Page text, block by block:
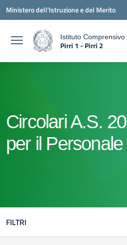
Vai ai contenuti
Vai al menu di navigazione
Vai al footer
Ministero dell'Istruzione e del Merito
Istituto Comprensivo
Pirri 1 - Pirri 2
Circolari A.S.
per il
FILTRI